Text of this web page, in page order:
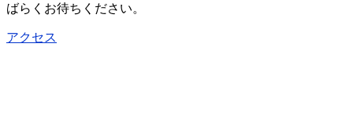
ばらくお待ちください。
アクセス